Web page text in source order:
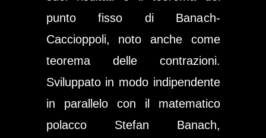
punto fisso di Banach-
Caccioppoli, noto anche come
teorema delle contrazioni.
Sviluppato in modo indipendente
in parallelo con il matematico
polacco Stefan Banach,